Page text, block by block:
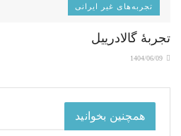
تجربه‌های غیر ایرانی
تجربۀ گالادرییل
همچنین بخوانید